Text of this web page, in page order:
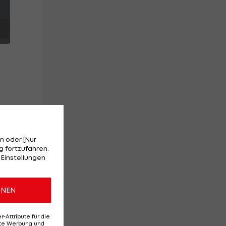
oder [Nur
fortzufahren.
Attribute für die
Werbung und